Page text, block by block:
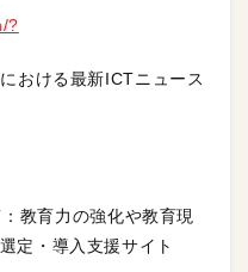
?
おける最新ICTニュース
教育力の強化や教育現
定・導入支援サイト